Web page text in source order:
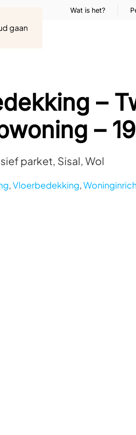
gaan
Wat is het?
–
–
parket, Sisal, Wol
,Vloerbedekking,